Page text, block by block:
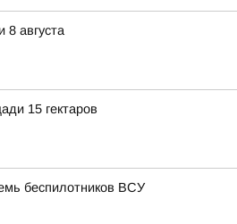
августа
15 гектаров
беспилотников ВСУ